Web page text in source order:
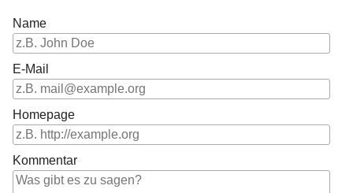
Name
E-Mail
Homepage
Kommentar